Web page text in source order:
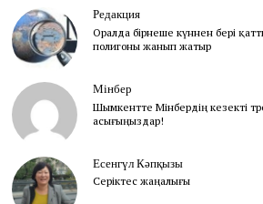
Редакция
Оралда бірнеше күннен бері
полигоны жанып жатыр
Мінбер
Шымкентте Мінбердің кезекті
асығыңыздар!
Есенгүл Кәпқызы
Серіктес жаңалығы